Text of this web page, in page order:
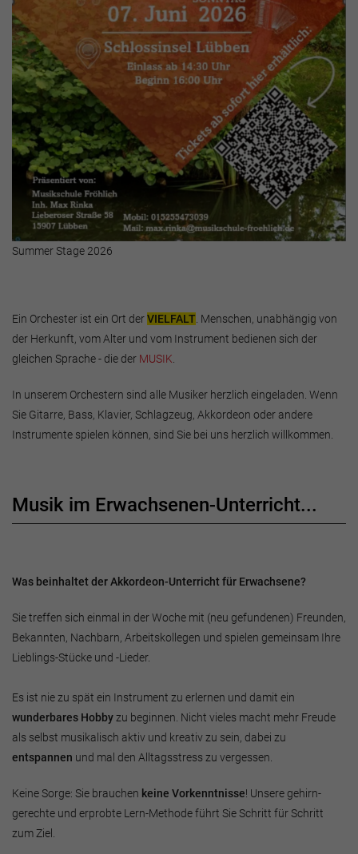
Summer Stage 2026
Ein Orchester ist ein Ort derVIELFALT. Menschen, unabhängig von
der Herkunft, vom Alter und vom Instrument bedienen sich der
gleichen Sprache - die der MUSIK.
In unserem Orchestern sind alle Musiker herzlich eingeladen. Wenn
Sie Gitarre, Bass, Klavier, Schlagzeug, Akkordeon oder andere
Instrumente spielen können, sind Sie bei uns herzlich willkommen.
Musik im Erwachsenen-Unterricht...
Was beinhaltet der Akkordeon-Unterricht für Erwachsene?
Sie treffen sich einmal in der Woche mit (neu gefundenen) Freunden,
Bekannten, Nachbarn, Arbeitskollegen und spielen gemeinsam Ihre
Lieblings-Stücke und -Lieder.
Es ist nie zu spät ein Instrument zu erlernen und damit ein
wunderbares Hobbyzu beginnen. Nicht vieles macht mehr Freude
als selbst musikalisch aktiv und kreativ zu sein, dabei zu
entspannen und mal den Alltagsstress zu vergessen.
Keine Sorge: Sie brauchen keine Vorkenntnisse! Unsere gehirn-
gerechte und erprobte Lern-Methode führt Sie Schritt für Schritt
zum Ziel.